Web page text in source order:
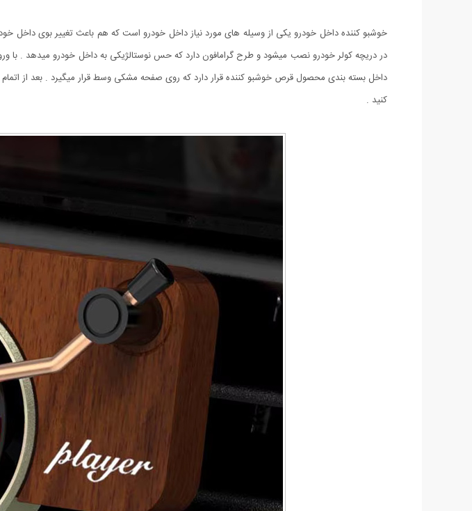
خوشبو کننده داخل خودرو یکی از وسیله های مورد نیاز داخل خودرو است که هم باعث تغییر بوی
در دریچه کولر خودرو نصب میشود و طرح گرامافون دارد که حس نوستالژیکی به داخل خودرو میدهد .
داخل بسته بندی محصول قرص خوشبو کننده قرار دارد که روی صفحه مشکی وسط قرار میگیرد . بعد از
کنید .